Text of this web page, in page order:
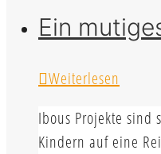
Ein
Weiterlesen
Ibous Projekte sind
Kindern auf eine